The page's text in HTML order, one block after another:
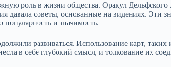
роль в жизни общества. Оракул
давала советы, основанные на видениях. Эти
популярность и значимость.
развиваться. Использование карт,
в себе глубокий смысл, и толкование их